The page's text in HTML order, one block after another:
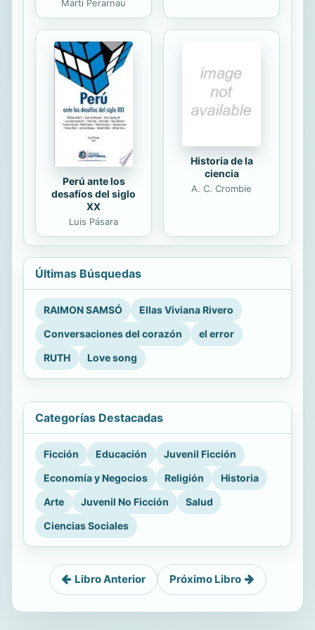
Marti Perarnau
Perú ante los
desafíos del siglo
XX
Luis Pásara
Historia de la
ciencia
A. C. Crombie
Últimas Búsquedas
RAIMON SAMSÓ
Ellas Viviana Rivero
Conversaciones del corazón
el error
RUTH
Love song
Categorías Destacadas
Ficción Educación
Juvenil Ficción
Economía y Negocios
Religión
Historia
Arte
Juvenil No Ficción
Salud
Ciencias Sociales
Libro Anterior Próximo Libro